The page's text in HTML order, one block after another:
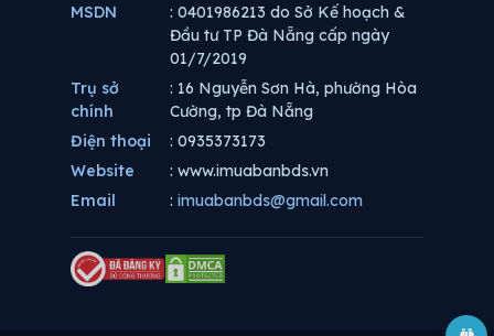
MSDN
: 0401986213 do Sở Kế hoạch &
Đầu tư TP Đà Nẵng cấp ngày
01/7/2019
Trụ sở
chính
: 16 Nguyễn Sơn Hà, phường Hòa
Cường, tp Đà Nẵng
Điện thoại
: 0935373173
Website
: www.imuabanbds.vn
Email
: imuabanbds@gmail.com